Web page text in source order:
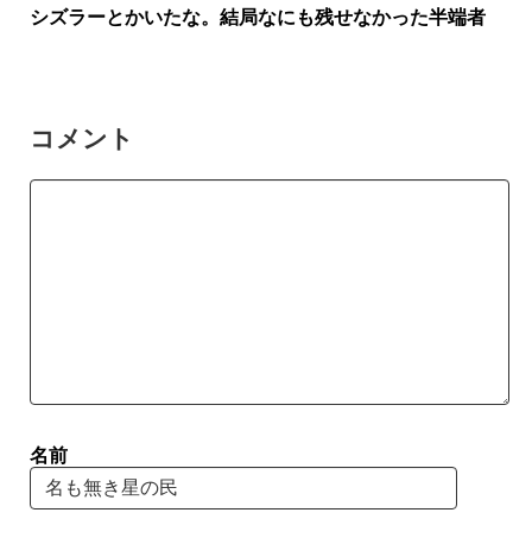
シズラーとかいたな。結局なにも残せなかった半端者
コメント
名前